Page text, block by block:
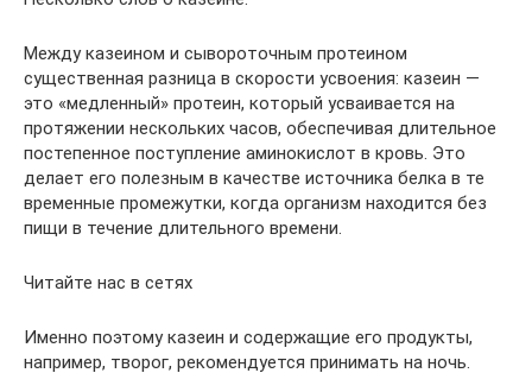
Между казеином и сывороточным протеином
существенная разница в скорости усвоения: казеин —
это «медленный» протеин, который усваивается на
протяжении нескольких часов, обеспечивая длительное
постепенное поступление аминокислот в кровь. Это
делает его полезным в качестве источника белка в те
временные промежутки, когда организм находится без
пищи в течение длительного времени.
Читайте нас в сетях
Именно поэтому казеин и содержащие его продукты,
например, творог, рекомендуется принимать на ночь.